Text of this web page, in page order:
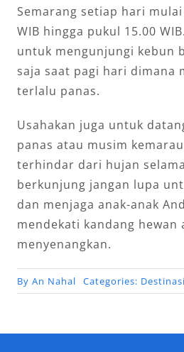
Semarang setiap hari
WIB hingga pukul 15.00
untuk mengunjungi kebun
saja saat pagi hari dimana
terlalu panas.
Usahakan juga untuk
panas atau musim
terhindar dari hujan
berkunjung jangan lupa
dan menjaga anak-anak
mendekati kandang hewan
menyenangkan.
By An Nahal Categories: Destinasi